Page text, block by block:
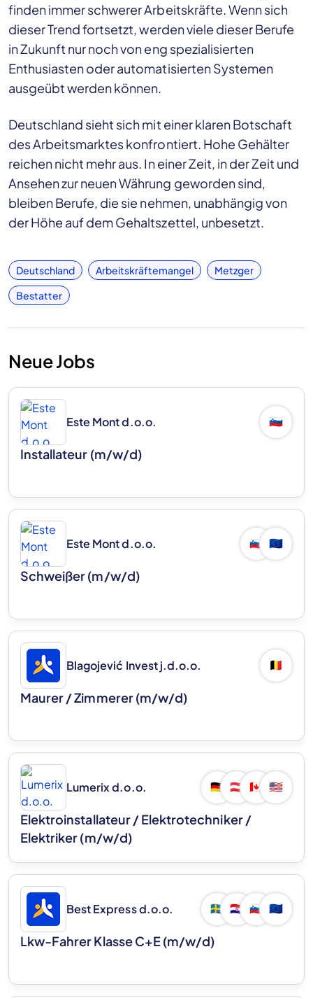
finden immer schwerer Arbeitskräfte. Wenn sich
dieser Trend fortsetzt, werden viele dieser Berufe
in Zukunft nur noch von eng spezialisierten
Enthusiasten oder automatisierten Systemen
ausgeübt werden können.
Deutschland sieht sich mit einer klaren Botschaft
des Arbeitsmarktes konfrontiert. Hohe Gehälter
reichen nicht mehr aus. In einer Zeit, in der Zeit und
Ansehen zur neuen Währung geworden sind,
bleiben Berufe, die sie nehmen, unabhängig von
der Höhe auf dem Gehaltszettel, unbesetzt.
Deutschland Arbeitskräftemangel
Metzger
Bestatter
Neue Jobs
Este Mont d.o.o. 🇸🇮
Installateur (m/w/d)
Este Mont d.o.o. 🇸🇮 🇪🇺
Schweißer (m/w/d)
Blagojević Invest j.d.o.o. 🇧🇪
Maurer / Zimmerer (m/w/d)
Lumerix d.o.o. 🇩🇪 🇦🇹 🇨🇦 🇺🇸
Elektroinstallateur / Elektrotechniker /
Elektriker (m/w/d)
Best Express d.o.o. 🇸🇪 🇭🇷 🇸🇮 🇪🇺
Lkw-Fahrer Klasse C+E (m/w/d)